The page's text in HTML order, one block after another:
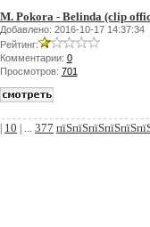
M. Pokora - Belinda (clip
Добавлено: 2016-10-17 14:37:34
Рейтинг:
Комментарии: 0
Просмотров: 701
10 | ... 377